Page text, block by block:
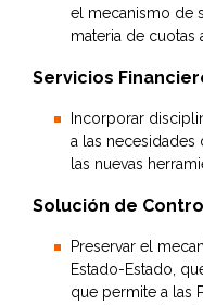
el mecanismo de
materia de cuotas
Servicios
Incorporar
a las necesidades
las nuevas
Solución de
Preservar el
Estado-Estado,
que permite a las